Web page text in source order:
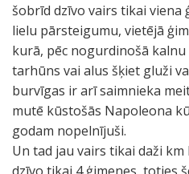
šobrīd dzīvo vairs tikai viena
lielu pārsteigumu, vietējā
kurā, pēc nogurdinošā
tarhūns vai alus šķiet gluži
burvīgas ir arī saimnieka
mutē kūstošās Napoleona
godam nopelnījuši.
Un tad jau vairs tikai daži